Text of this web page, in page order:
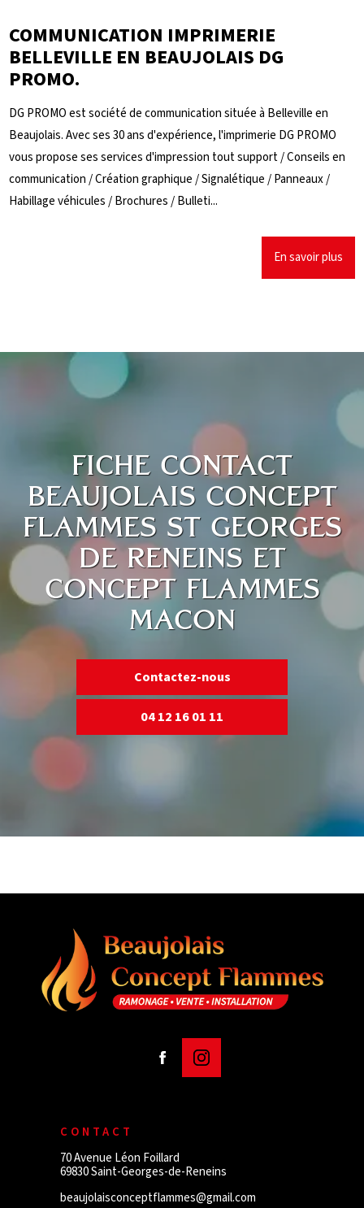
COMMUNICATION IMPRIMERIE
BELLEVILLE EN BEAUJOLAIS DG
PROMO.
DG PROMO est société de communication située à Belleville en
Beaujolais. Avec ses 30 ans d'expérience, l'imprimerie DG PROMO
vous propose ses services d'impression tout support / Conseils en
communication / Création graphique / Signalétique / Panneaux /
Habillage véhicules / Brochures / Bulleti...
En savoir plus
FICHE CONTACT
BEAUJOLAIS CONCEPT
FLAMMES ST GEORGES
DE RENEINS ET
CONCEPT FLAMMES
MACON
Contactez-nous
04 12 16 01 11
CONTACT
70 Avenue Léon Foillard
69830 Saint-Georges-de-Reneins
beaujolaisconceptflammes@gmail.com